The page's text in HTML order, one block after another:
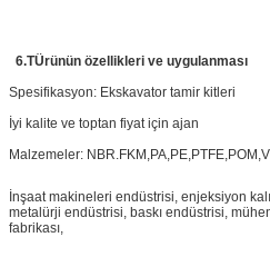
6.TÜrünün özellikleri ve uygulanması
Spesifikasyon: Ekskavator tamir kitleri
İyi kalite ve toptan fiyat için ajan
Malzemeler:
İnşaat makineleri endüstrisi, enjeksiyon
metalürji endüstrisi, baskı endüstrisi,
fabrikası,